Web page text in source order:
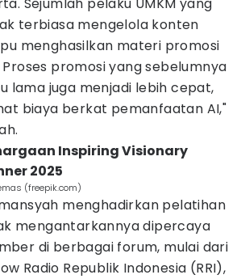
terbiasa mengelola konten
menghasilkan materi promosi
promosi yang sebelumnya
lama juga menjadi lebih cepat,
biaya berkat pemanfaatan AI,"
Inspiring Visionary
2025
(freepik.com)
menghadirkan pelatihan
mengantarkannya dipercaya
di berbagai forum, mulai dari
Radio Republik Indonesia (RRI),